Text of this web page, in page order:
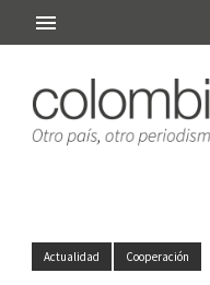
Actualidad Cooperación